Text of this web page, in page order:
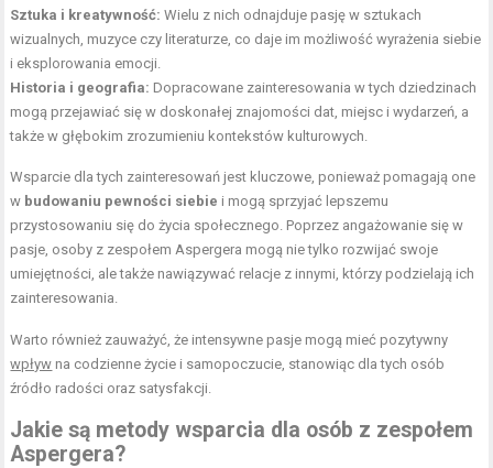
Sztuka i kreatywność: Wielu z nich odnajduje pasję w sztukach
wizualnych, muzyce czy literaturze, co daje im możliwość wyrażenia siebie
i eksplorowania emocji.
Historia i geografia: Dopracowane zainteresowania w tych dziedzinach
mogą przejawiać się w doskonałej znajomości dat, miejsc i wydarzeń, a
także w głębokim zrozumieniu kontekstów kulturowych.
Wsparcie dla tych zainteresowań jest kluczowe, ponieważ pomagają one
w budowaniu pewności siebie i mogą sprzyjać lepszemu
przystosowaniu się do życia społecznego. Poprzez angażowanie się w
pasje, osoby z zespołem Aspergera mogą nie tylko rozwijać swoje
umiejętności, ale także nawiązywać relacje z innymi, którzy podzielają ich
zainteresowania.
Warto również zauważyć, że intensywne pasje mogą mieć pozytywny
wpływ na codzienne życie i samopoczucie, stanowiąc dla tych osób
źródło radości oraz satysfakcji.
Jakie są metody wsparcia dla osób z zespołem
Aspergera?